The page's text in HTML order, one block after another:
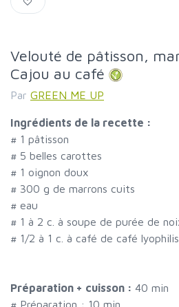
Velouté de pâtisson,
Cajou au café
Par GREEN ME UP
Ingrédients de la recette :
# 1 pâtisson
# 5 belles carottes
# 1 oignon doux
# 300 g de marrons cuits
# eau
# 1 à 2 c. à soupe de purée de
# 1/2 à 1 c. à café de café
Préparation + cuisson : 40 min
# Préparation : 10 min